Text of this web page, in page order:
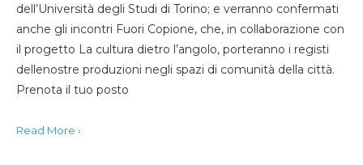
dell’Università degli Studi di Torino; e verranno confermati
anche gli incontri Fuori Copione, che, in collaborazione con
il progetto La cultura dietro l’angolo, porteranno i registi
dellenostre produzioni negli spazi di comunità della città.
Prenota il tuo posto
Read More ›